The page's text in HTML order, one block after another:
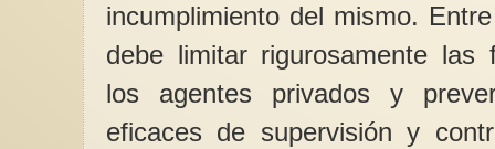
incumplimiento del mismo.
debe limitar rigurosamente las
los agentes privados y
eficaces de supervisión y